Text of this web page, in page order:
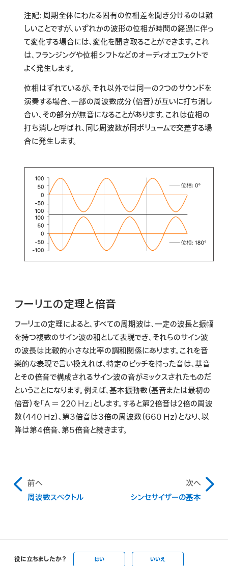
注記: 周期全体にわたる固有の位相差を聞き分けるのは難
しいことですが、いずれかの波形の位相が時間の経過に伴っ
て変化する場合には、変化を聞き取ることができます。これ
は、 フランジングや位相シフトなどのオーディオエフェクトで
よく発生します。
位相はずれているが、それ以外では同一の2つのサウンドを
演奏する場合、一部の周波数成分（倍音）が互いに打ち消し
合い、その部分が無音になることがあります。これは位相の
打ち消しと呼ばれ、同じ周波数が同ボリュームで交差する場
合に発生します。
フーリエの定理と倍音
フーリエの定理によると、すべての周期波は、一定の波長と振幅
を持つ複数のサイン波の和として表現でき、それらのサイン波
の波長は比較的小さな比率の調和関係にあります。これを音
楽的な表現で言い換えれば、特定のピッチを持った音は、基音
とその倍音で構成されるサイン波の音がミックスされたものだ
ということになります。例えば、基本振動数（基音または最初の
倍音）を「A ＝ 220 Hz」とします。すると第2倍音は2倍の周波
数（440 Hz）、第3倍音は3倍の周波数（660 Hz）となり、以
降は第4倍音、第5倍音と続きます。
前へ
周波数スペクトル
次へ
シンセサイザーの基本
役に立ちましたか？ はい いいえ